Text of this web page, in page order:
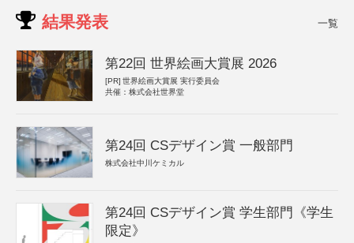
結果発表 一覧
第22回 世界絵画大賞展 2026
[PR] 世界絵画大賞展 実行委員会
共催：株式会社世界堂
第24回 CSデザイン賞 一般部門
株式会社中川ケミカル
第24回 CSデザイン賞 学生部門《学生
限定》